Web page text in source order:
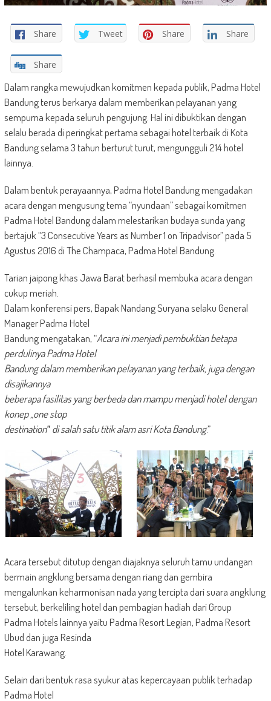
Share Tweet Share Share
Share
Dalam rangka mewujudkan komitmen kepada publik, Padma Hotel
Bandung terus berkarya dalam memberikan pelayanan yang
sempurna kepada seluruh pengujung. Hal ini dibuktikan dengan
selalu berada di peringkat pertama sebagai hotel terbaik di Kota
Bandung selama 3 tahun berturut turut, mengungguli 214 hotel
lainnya.
Dalam bentuk perayaannya, Padma Hotel Bandung mengadakan
acara dengan mengusung tema “nyundaan” sebagai komitmen
Padma Hotel Bandung dalam melestarikan budaya sunda yang
bertajuk “3 Consecutive Years as Number 1 on Tripadvisor” pada 5
Agustus 2016 di The Champaca, Padma Hotel Bandung.
Tarian jaipong khas Jawa Barat berhasil membuka acara dengan
cukup meriah.
Dalam konferensi pers, Bapak Nandang Suryana selaku General
Manager Padma Hotel
Bandung mengatakan, “Acara ini menjadi pembuktian betapa
perdulinya Padma Hotel
Bandung dalam memberikan pelayanan yang terbaik, juga dengan
disajikannya
beberapa fasilitas yang berbeda dan mampu menjadi hotel dengan
konep „one stop
destination‟ di salah satu titik alam asri Kota Bandung.”
Acara tersebut ditutup dengan diajaknya seluruh tamu undangan
bermain angklung bersama dengan riang dan gembira
mengalunkan keharmonisan nada yang tercipta dari suara angklung
tersebut, berkeliling hotel dan pembagian hadiah dari Group
Padma Hotels lainnya yaitu Padma Resort Legian, Padma Resort
Ubud dan juga Resinda
Hotel Karawang.
Selain dari bentuk rasa syukur atas kepercayaan publik terhadap
Padma Hotel